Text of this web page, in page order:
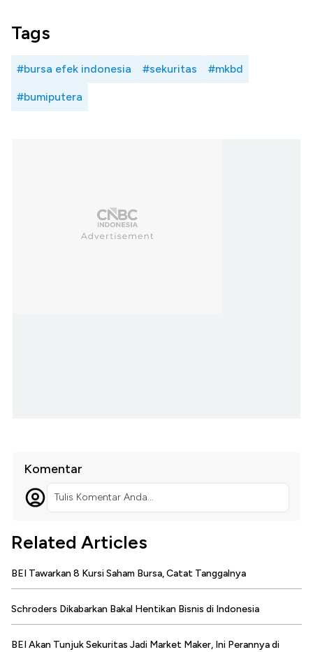
Tags
#bursa efek indonesia #sekuritas #mkbd
#bumiputera
Komentar
Tulis Komentar Anda...
Related Articles
BEI Tawarkan 8 Kursi Saham Bursa, Catat Tanggalnya
Schroders Dikabarkan Bakal Hentikan Bisnis di Indonesia
BEI Akan Tunjuk Sekuritas Jadi Market Maker, Ini Perannya di